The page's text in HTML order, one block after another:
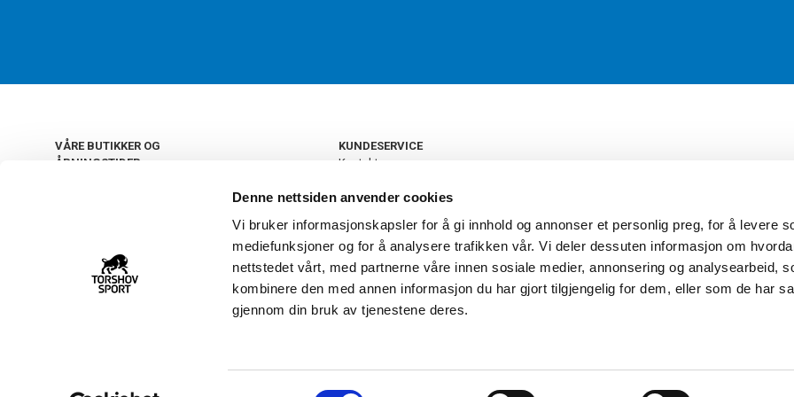
Denne nettsiden anvender cookies
Vi bruker informasjonskapsler for å gi innhold og annonser et personlig preg, for å levere
mediefunksjoner og for å analysere trafikken vår. Vi deler dessuten informasjon om
nettstedet vårt, med partnerne våre innen sosiale medier, annonsering og analysearbeid,
kombinere den med annen informasjon du har gjort tilgjengelig for dem, eller som de har
gjennom din bruk av tjenestene deres.
VÅRE BUTIKKER OG
ÅPNINGSTIDER
22 09 20 20
KUNDESERVICE
Kontakt oss
Retur og bytte
Personvern
Frakt og levering
Ledige stillinger
FAQ - Ofte stilte spørsmål
Åpenhetsloven
Torshov Sport har over 90 års
klubbhandel. Torshov Sport har
Drammen, Sandvika Storsenter